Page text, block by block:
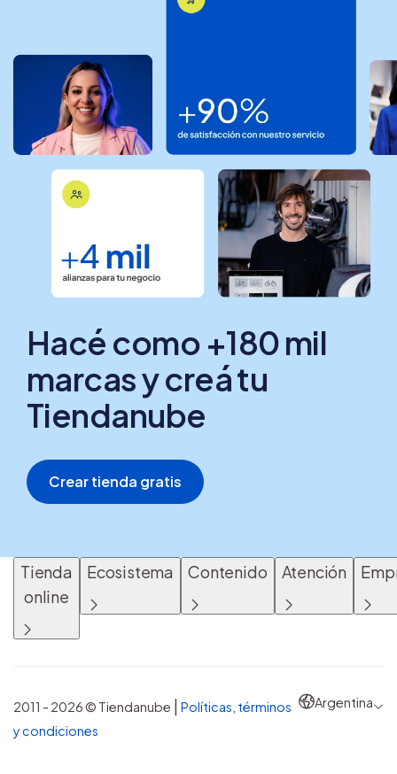
Hacé como +180 mil
marcas y creá tu
Tiendanube
Crear tienda gratis
Tienda
online
Ecosistema Contenido Atención
2011 - 2026 © Tiendanube | Políticas, términos
y condiciones
Argentina